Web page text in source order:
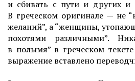
и сбивать с пути и других и
В греческом оригинале — не
желаний”, а “женщины,
похотями различными”.
в полымя” в греческом
выражение вставлено